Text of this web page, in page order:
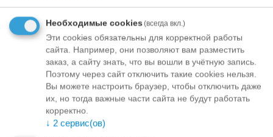
Адвантикс® – эффективная защитаот клещей: Сильное
репеллентное действие – отпугивает иксодовых клещей от
вашей собаки и препятствует нападению паразита на
животное в течение 4 недель
Благодаря контактному действию, моментально убивает
клещей, попавших на животное, до укуса. Снижает риск
поражения собаки кровепаразитарными заболеваниями
Адвантикс® – эффективное средство
Уничтожает 98-100% блох, паразитирующих на
Необходимые cookies(всегда вкл.)
Эти cookies обязательны для корректной работы
сайта. Например, они позволяют вам разместить
заказ, а сайту знать, что вы вошли в учётную запись.
Поэтому через сайт отключить такие cookies нельзя.
Вы можете настроить браузер, чтобы отключить даже
их, но тогда важные части сайта не будут работать
корректно.
↓ 2 сервис(ов)